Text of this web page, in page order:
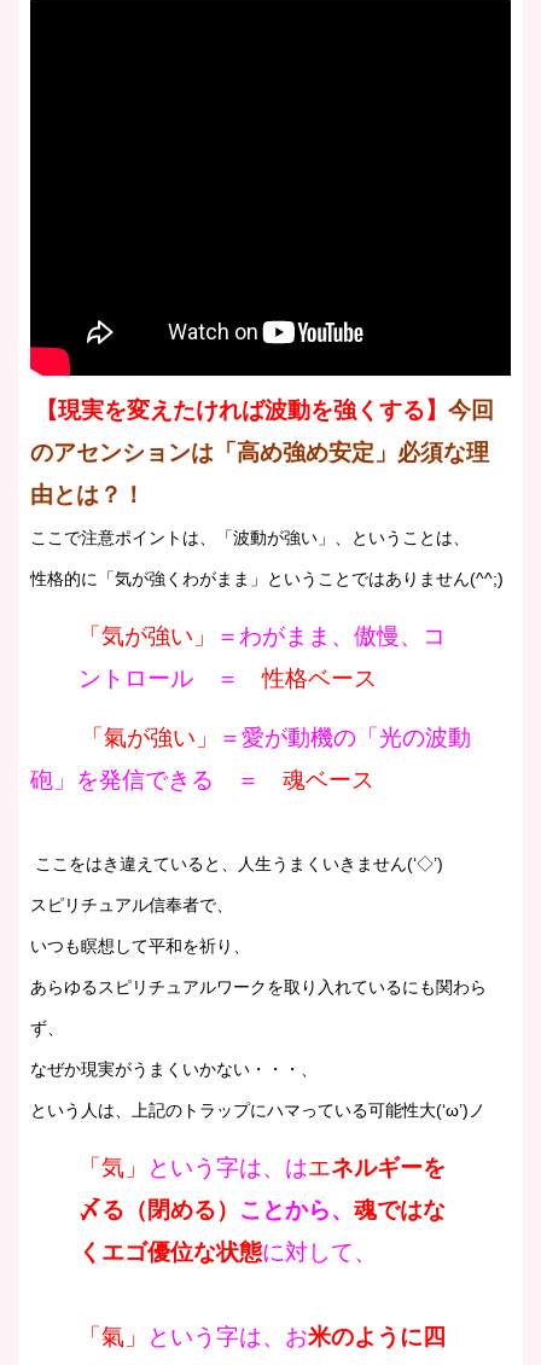
【現実を変えたければ波動を強くする】 今回
のアセンションは「高め強め安定」必須な理
由とは？！
ここで注意ポイントは、「波動が強い」、ということは、
性格的に「気が強くわがまま」ということではありません(^^;)
「気が強い」
＝わがまま、傲慢、コ
ントロール ＝性格ベース
「氣が強い」
＝愛が動機の「光の波動
砲」を発信できる ＝ 魂ベース
ここをはき違えていると、人生うまくいきません(‘◇’)ゞ
スピリチュアル信奉者で、
いつも瞑想して平和を祈り、
あらゆるスピリチュアルワークを取り入れているにも関わら
ず、
なぜか現実がうまくいかない・・・、
という人は、上記のトラップにハマっている可能性大(‘ω’)ノ
「気」 という字は、はエネルギーを
〆る（閉める） ことから、 魂ではな
くエゴ優位な状態に対して、
「氣」 という字は、お米のように四